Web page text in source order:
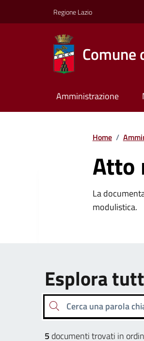
Regione Lazio
Comune
Amministrazione
Home /
Atto
La
modulistica.
Esplora
Cerca una parola chiave
5 documenti trovati in